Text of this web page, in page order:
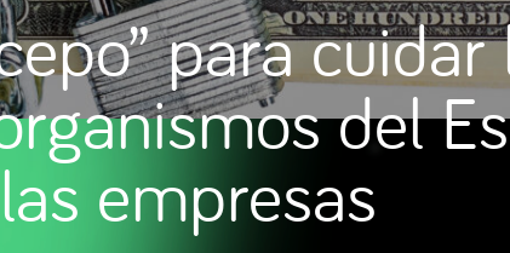
para cuidar
del
empresas